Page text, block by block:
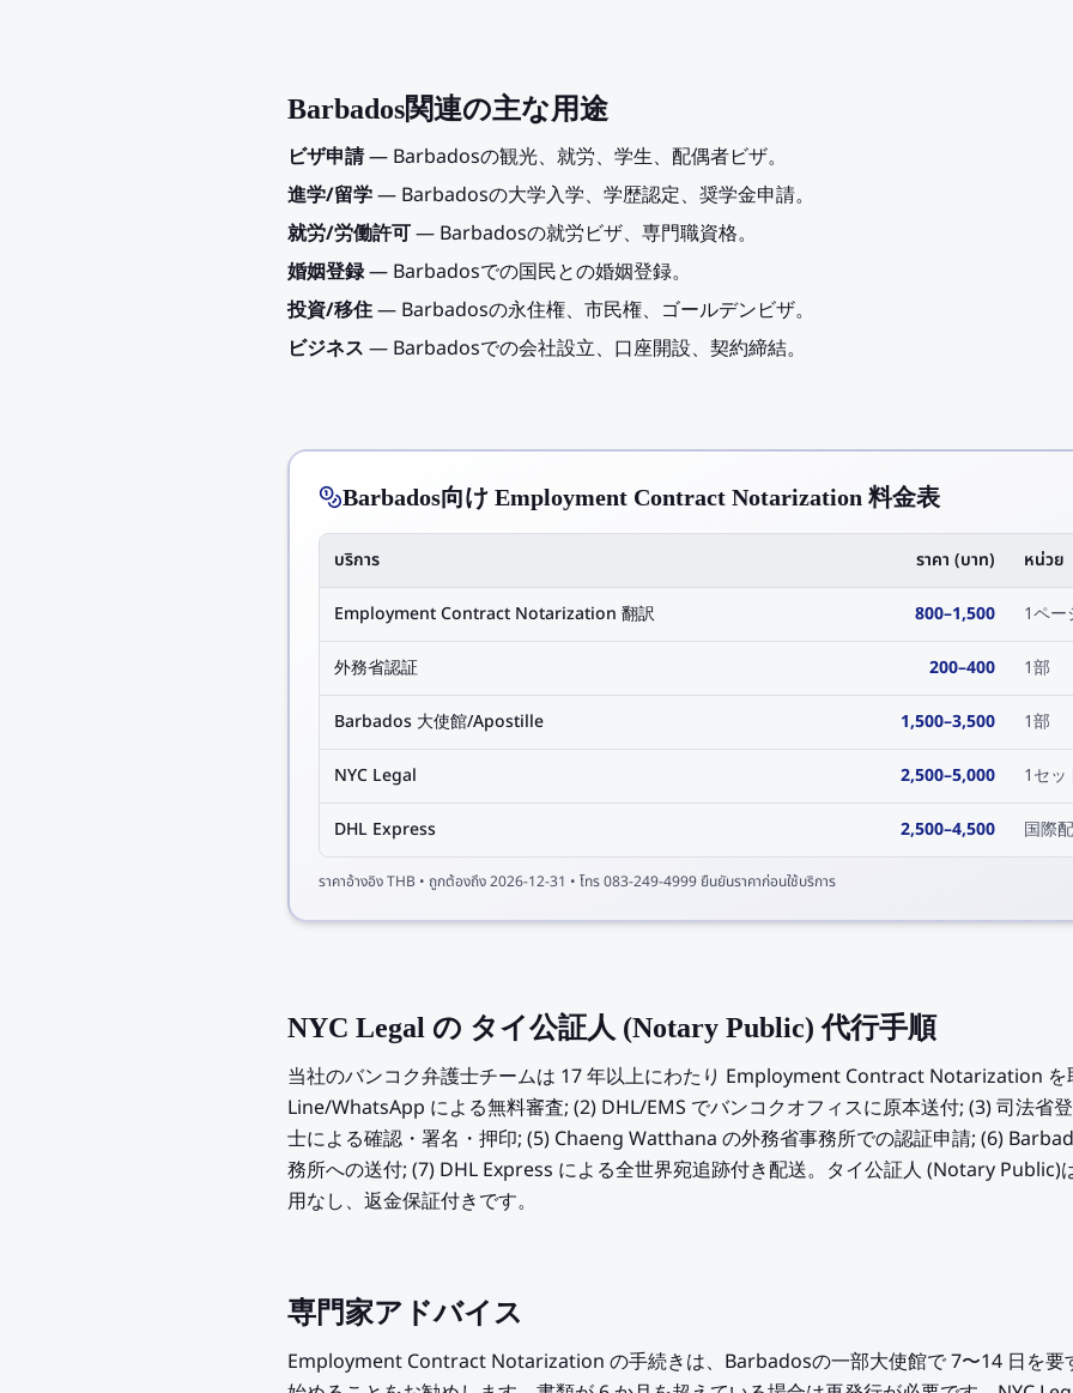
Barbados関連の主な用途
ビザ申請— Barbadosの観光、就労、学生、配偶者ビザ。
進学/留学— Barbadosの大学入学、学歴認定、奨学金申請。
就労/労働許可— Barbadosの就労ビザ、専門職資格。
婚姻登録— Barbadosでの国民との婚姻登録。
投資/移住— Barbadosの永住権、市民権、ゴールデンビザ。
ビジネス — Barbadosでの会社設立、口座開設、契約締結。
Barbados向け Employment Contract Notarization 料金表
บริการ ราคา (บาท) หน่วย
Employment Contract Notarization 翻訳 800–1,500 1ペー
外務省認証 200–400 1部
Barbados 大使館/Apostille 1,500–3,500 1部
NYC Legal 2,500–5,000 1セッ
DHL Express 2,500–4,500 国際
ราคาอ้างอิงTHB • ถูกต้องถึง2026-12-31 • โทร 083-249-4999 ยืนยันราคาก่อนใช้บริการ
NYC Legal の タイ公証人 (Notary Public) 代行手順
当社のバンコク弁護士チームは 17 年以上にわたり Employment Contract Notarization を
Line/WhatsApp による無料審査; (2) DHL/EMS でバンコクオフィスに原本送付; (3) 司法省
士による確認・署名・押印; (5) Chaeng Watthana の外務省事務所での認証申請; (6)
務所への送付; (7) DHL Express による全世界宛追跡付き配送。タイ公証人 (Notary Public)
用なし、返金保証付きです。
専門家アドバイス
Employment Contract Notarization の手続きは、Barbadosの一部大使館で 7〜14 日を要